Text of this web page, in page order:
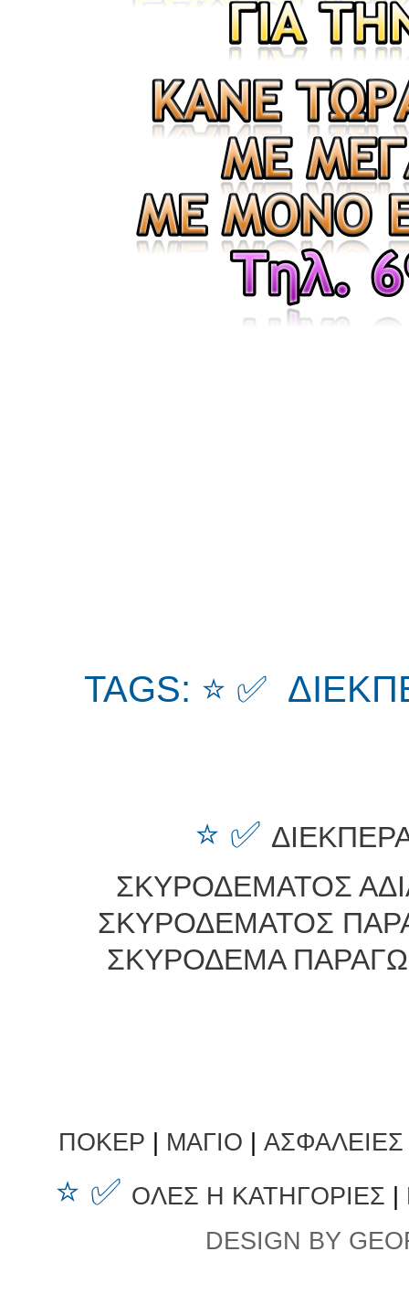
TAGS: ⭐ ✅
⭐ ✅
ΣΚΥΡΟΔΕΜΑΤΟΣ
ΣΚΥΡΟΔΕΜΑΤΟΣ
ΣΚΥΡΟΔΕΜΑ
ΠΟΚΕΡ ΜΑΓΙΟ
⭐ ✅ ΟΛΕΣ Η ΚΑΤΗΓΟΡΙΕΣ
DESIGN BY